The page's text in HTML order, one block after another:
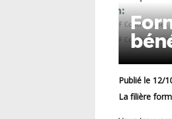
Publié le 12/
La filière